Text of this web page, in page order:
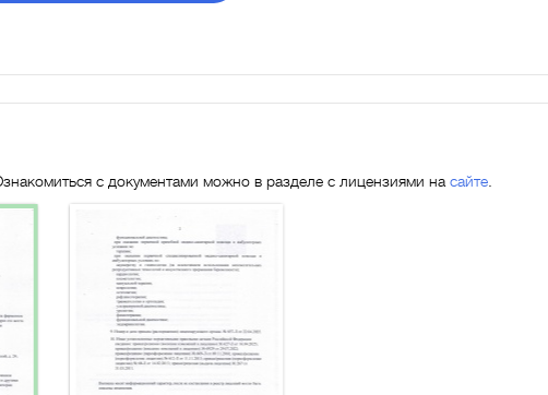
с документами можно в разделе с лицензиями на сайте.